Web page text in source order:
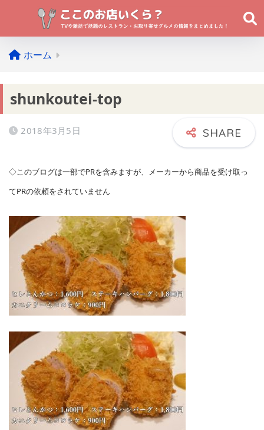
ホーム
shunkoutei-top
2018年3月5日
◇このブログは一部でPRを含みますが、メーカーから商品を受け取っ
てPRの依頼をされていません